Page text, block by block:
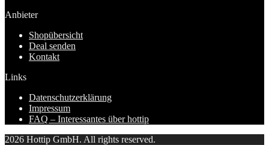
Anbieter
Shopübersicht
Deal senden
Kontakt
Links
Datenschutzerklärung
Impressum
FAQ – Interessantes über hottip
2026 Hottip GmbH. All rights reserved.